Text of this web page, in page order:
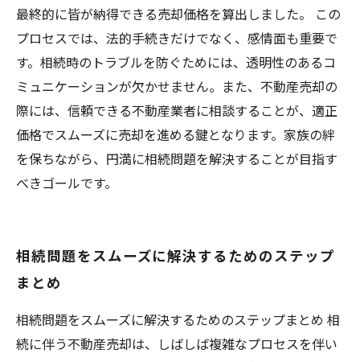
最終的に皆が納得できる売却価格を算出しました。 この
プロセスでは、法的手続きだけでなく、感情面も重要で
す。相続時のトラブルを防ぐためには、透明性のあるコ
ミュニケーションが欠かせません。また、不動産売却の
際には、信頼できる不動産業者に相談することが、適正
価格でスムーズに売却を進める鍵となります。家族の絆
を保ちながら、円満に相続問題を解決することが目指す
べきゴールです。
相続問題をスムーズに解決するためのステップ
まとめ
相続問題をスムーズに解決するためのステップまとめ 相
続に伴う不動産売却は、しばしば複雑なプロセスを伴い